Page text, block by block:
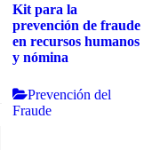
Kit para la
prevención de fraude
en recursos humanos
y nómina
Prevención del
Fraude